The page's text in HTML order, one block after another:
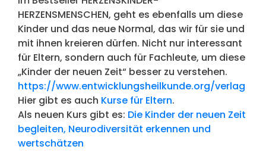
HERZENSMENSCHEN, geht es ebenfalls um diese
Kinder und das neue Normal, das wir für sie und
mit ihnen kreieren dürfen. Nicht nur interessant
für Eltern, sondern auch für Fachleute, um diese
„Kinder der neuen Zeit“ besser zu verstehen.
https://www.entwicklungsheilkunde.org/verlag
Hier gibt es auch Kurse für Eltern.
Als neuen Kurs gibt es: Die Kinder der neuen Zeit
begleiten, Neurodiversität erkennen und
wertschätzen